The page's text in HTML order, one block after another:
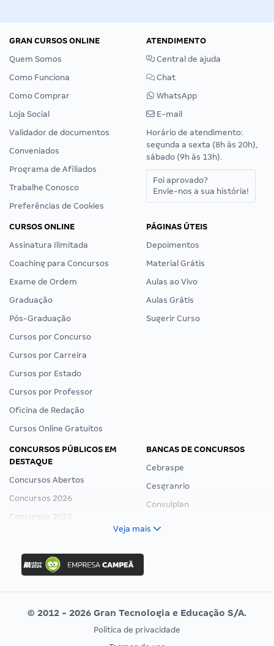
GRAN CURSOS ONLINE
Quem Somos
Como Funciona
Como Comprar
Loja Social
Validador de documentos
Conveniados
Programa de Afiliados
Trabalhe Conosco
Preferências de Cookies
ATENDIMENTO
Central de ajuda
Chat
WhatsApp
E-mail
Horário de atendimento:
segunda a sexta (8h às 20h),
sábado (9h às 13h).
Foi aprovado?
Envie-nos a sua história!
CURSOS ONLINE
Assinatura Ilimitada
Coaching para Concursos
Exame de Ordem
Graduação
Pós-Graduação
Cursos por Concurso
Cursos por Carreira
Cursos por Estado
Cursos por Professor
Oficina de Redação
Cursos Online Gratuitos
PÁGINAS ÚTEIS
Depoimentos
Material Grátis
Aulas ao Vivo
Aulas Grátis
Sugerir Curso
CONCURSOS PÚBLICOS EM
DESTAQUE
Concursos Abertos
Concursos 2026
Concursos 2025
Concurso Ibama
Concurso MPU
Editais publicados
BANCAS DE CONCURSOS
Cebraspe
Cesgranrio
Consulplan
Vunesp
CONCURSOS POR PROFISSÃO EXAME DE ORDEM
Veja mais
© 2012 - 2026 Gran Tecnologia e Educação S/A.
Política de privacidade